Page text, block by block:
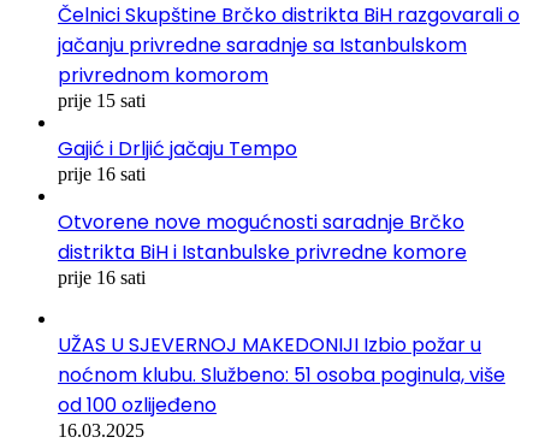
Čelnici Skupštine Brčko distrikta BiH razgovarali o
jačanju privredne saradnje sa Istanbulskom
privrednom komorom
prije 15 sati
Gajić i Drljić jačaju Tempo
prije 16 sati
Otvorene nove mogućnosti saradnje Brčko
distrikta BiH i Istanbulske privredne komore
prije 16 sati
UŽAS U SJEVERNOJ MAKEDONIJI Izbio požar u
noćnom klubu. Službeno: 51 osoba poginula, više
od 100 ozlijeđeno
16.03.2025